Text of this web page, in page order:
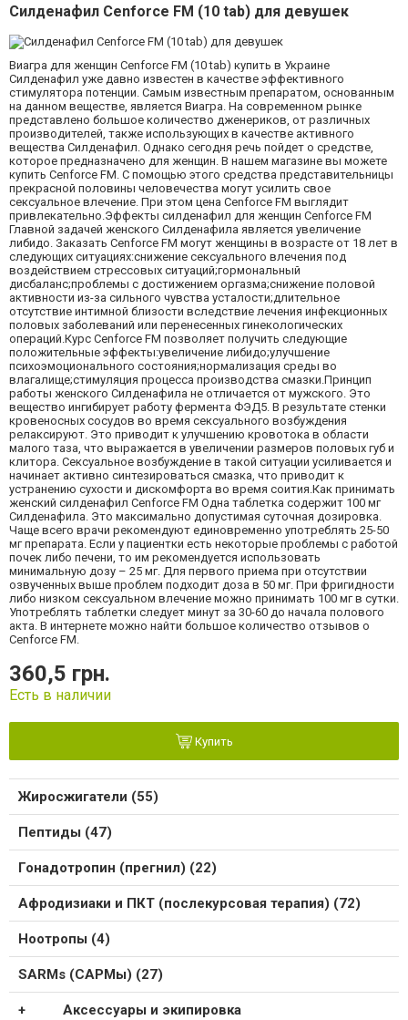
Силденафил Cenforce FM (10 tab) для девушек
Виагра для женщин Cenforce FM (10 tab) купить в Украине
Силденафил уже давно известен в качестве эффективного
стимулятора потенции. Самым известным препаратом, основанным
на данном веществе, является Виагра. На современном рынке
представлено большое количество дженериков, от различных
производителей, также использующих в качестве активного
вещества Силденафил. Однако сегодня речь пойдет о средстве,
которое предназначено для женщин. В нашем магазине вы можете
купить Cenforce FM. С помощью этого средства представительницы
прекрасной половины человечества могут усилить свое
сексуальное влечение. При этом цена Cenforce FM выглядит
привлекательно.Эффекты силденафил для женщин Cenforce FM
Главной задачей женского Силденафила является увеличение
либидо. Заказать Cenforce FM могут женщины в возрасте от 18 лет в
следующих ситуациях:снижение сексуального влечения под
воздействием стрессовых ситуаций;гормональный
дисбаланс;проблемы с достижением оргазма;снижение половой
активности из-за сильного чувства усталости;длительное
отсутствие интимной близости вследствие лечения инфекционных
половых заболеваний или перенесенных гинекологических
операций.Курс Cenforce FM позволяет получить следующие
положительные эффекты:увеличение либидо;улучшение
психоэмоционального состояния;нормализация среды во
влагалище;стимуляция процесса производства смазки.Принцип
работы женского Силденафила не отличается от мужского. Это
вещество ингибирует работу фермента ФЭД5. В результате стенки
кровеносных сосудов во время сексуального возбуждения
релаксируют. Это приводит к улучшению кровотока в области
малого таза, что выражается в увеличении размеров половых губ и
клитора. Сексуальное возбуждение в такой ситуации усиливается и
начинает активно синтезироваться смазка, что приводит к
устранению сухости и дискомфорта во время соития.Как принимать
женский силденафил Cenforce FM Одна таблетка содержит 100 мг
Силденафила. Это максимально допустимая суточная дозировка.
Чаще всего врачи рекомендуют единовременно употреблять 25-50
мг препарата. Если у пациентки есть некоторые проблемы с работой
почек либо печени, то им рекомендуется использовать
минимальную дозу – 25 мг. Для первого приема при отсутствии
озвученных выше проблем подходит доза в 50 мг. При фригидности
либо низком сексуальном влечение можно принимать 100 мг в сутки.
Употреблять таблетки следует минут за 30-60 до начала полового
акта. В интернете можно найти большое количество отзывов о
Cenforce FM.
360,5 грн.
Есть в наличии
Купить
Жиросжигатели (55)
Пептиды (47)
Гонадотропин (прегнил) (22)
Афродизиаки и ПКТ (послекурсовая терапия) (72)
Ноотропы (4)
SARMs (САРМы) (27)
Аксессуары и экипировка